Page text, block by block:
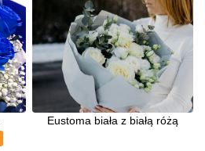
Eustoma biała z białą różą